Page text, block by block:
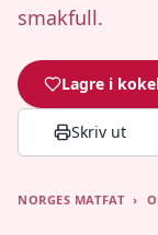
smakfull.
Lagre i
Skriv ut
NORGES MATFAT ›